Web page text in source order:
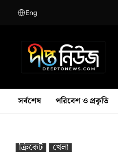
Eng
সর্বশেষ পরিবেশ ও প্রকৃতি
ক্রিকেট খেলা